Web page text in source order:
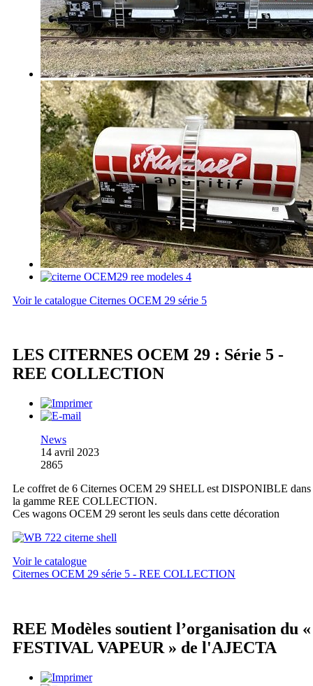
Voir le catalogue Citernes OCEM 29 série 5
LES CITERNES OCEM 29 : Série 5 -
REE COLLECTION
News
14 avril 2023
2865
Le coffret de 6 Citernes OCEM 29 SHELL est DISPONIBLE dans
la gamme REE COLLECTION.
Ces wagons OCEM 29 seront les seuls dans cette décoration
Voir le catalogue
Citernes OCEM 29 série 5 - REE COLLECTION
REE Modèles soutient l’organisation du «
FESTIVAL VAPEUR » de l'AJECTA